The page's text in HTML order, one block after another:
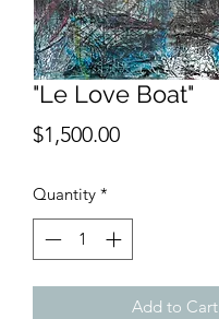
"Le Love Boat"
$1,500.00Price
Quantity *
Add to Cart